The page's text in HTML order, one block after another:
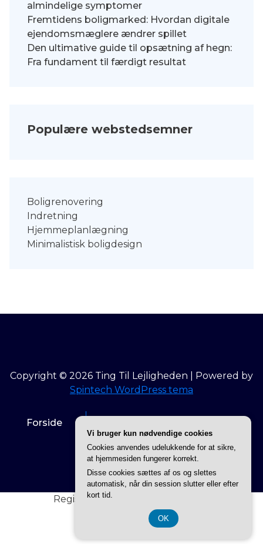
almindelige symptomer
Fremtidens boligmarked: Hvordan digitale
ejendomsmæglere ændrer spillet
Den ultimative guide til opsætning af hegn:
Fra fundament til færdigt resultat
Populære webstedsemner
Boligrenovering
Indretning
Hjemmeplanlægning
Minimalistisk boligdesign
Copyright © 2026 Ting Til Lejligheden | Powered by
Spintech WordPress tema
Forside
Privatlivspolitik
Registreringsnummer 3740 7739
Vi bruger kun nødvendige cookies
Cookies anvendes udelukkende for at sikre,
at hjemmesiden fungerer korrekt.
Disse cookies sættes af os og slettes
automatisk, når din session slutter eller efter
kort tid.
OK